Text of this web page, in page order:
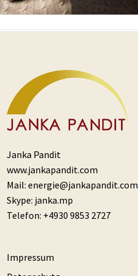
Janka Pandit
www.jankapandit.com
Mail:energie@jankapandit.com
Skype: janka.mp
Telefon: +4930 9853 2727
Impressum